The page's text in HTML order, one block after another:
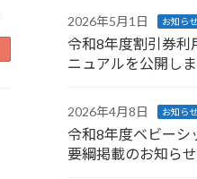
2026年5月1日 お知らせ
令和8年度割引券利
ニュアルを公開しま
2026年4月8日 お知らせ
令和8年度ベビー
要綱掲載のお知らせ